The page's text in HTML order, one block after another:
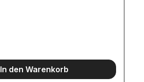
In den Warenkorb